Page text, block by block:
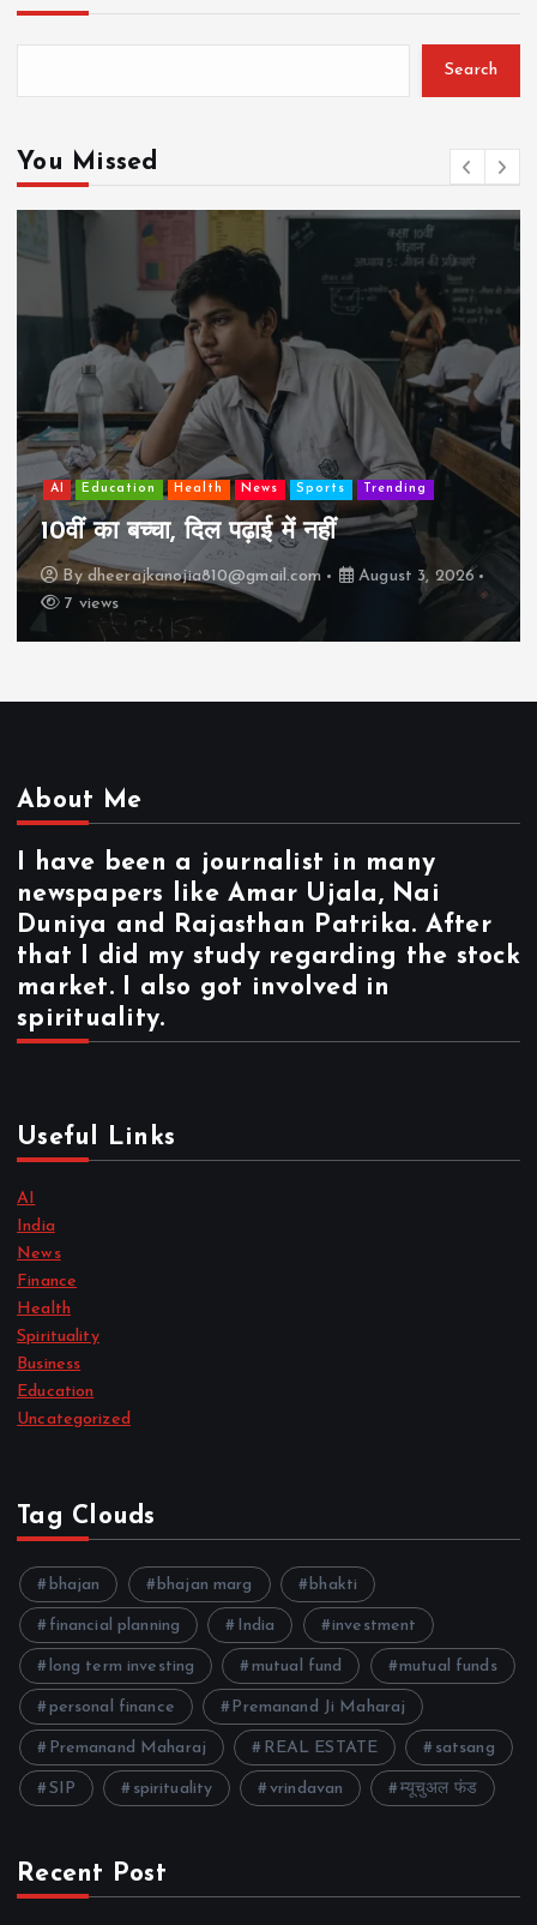
Search
You Missed
AI Education Lifestyle Mutual fund society Travel
झुग्गी में रहने वाला 10,000 कमाने वाले का बच्चा
कैसे “बड़ा आदमी” बन सकता है?
By dheerajkanojia810@gmail.com
August 2, 2026
17 views
About Me
I have been a journalist in many
newspapers like Amar Ujala, Nai
Duniya and Rajasthan Patrika. After
that I did my study regarding the stock
market. I also got involved in
spirituality.
Useful Links
AI
India
News
Finance
Health
Spirituality
Business
Education
Uncategorized
Tag Clouds
bhajan bhajan marg bhakti
financial planning India investment
long term investing mutual fund mutual funds
personal finance Premanand Ji Maharaj
Premanand Maharaj REAL ESTATE satsang
SIP spirituality vrindavan म्यूचुअल फंड
Recent Post